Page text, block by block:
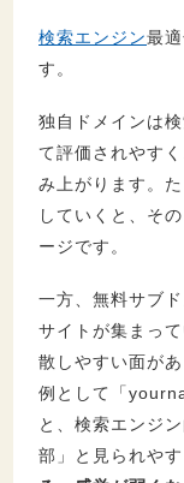
検索エンジン最
す。
独自ドメインは
て評価されやす
み上がります。
していくと、そ
ージです。
一方、無料サブ
サイトが集まっ
散しやすい面があ
例として「
と、検索エンジ
部」と見られやす